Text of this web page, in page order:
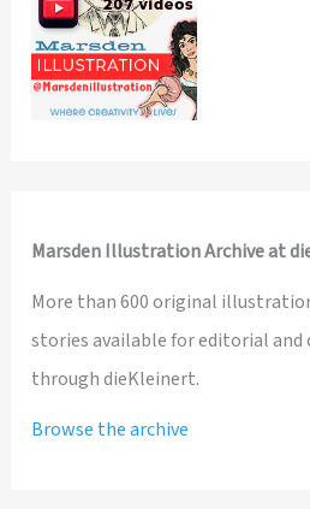
Marsden Illustration Archive at
More than 600 original
stories available for editorial
through dieKleinert.
Browse the archive